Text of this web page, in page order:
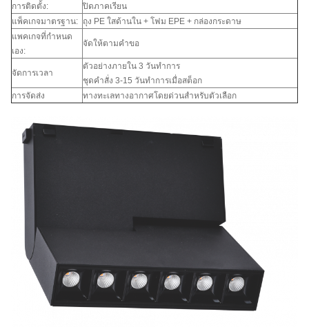
การติดตั้ง:
ปิดภาคเรียน
แพ็คเกจมาตรฐาน: ถุง PE ใสด้านใน + โฟม EPE + กล่องกระดาษ
แพคเกจที่กำหนด
เอง:
จัดให้ตามคำขอ
จัดการเวลา
ตัวอย่างภายใน 3 วันทำการ
ชุดคำสั่ง 3-15 วันทำการเมื่อสต็อก
การจัดส่ง
ทางทะเลทางอากาศโดยด่วนสำหรับตัวเลือก